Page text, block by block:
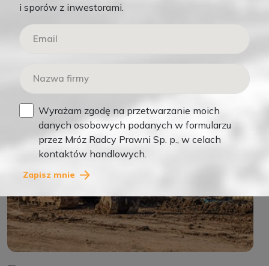
Czytaj więcej
i sporów z inwestorami.
Wyrażam zgodę na przetwarzanie moich
danych osobowych podanych w formularzu
przez Mróz Radcy Prawni Sp. p., w celach
kontaktów handlowych.
Zapisz mnie